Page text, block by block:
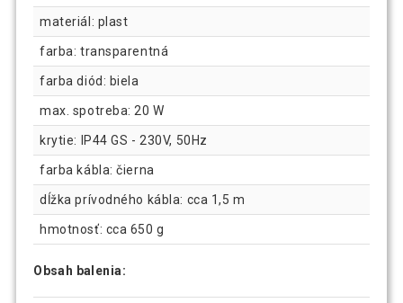
materiál: plast
farba: transparentná
farba diód: biela
max. spotreba: 20 W
krytie: IP44 GS - 230V, 50Hz
farba kábla: čierna
dĺžka prívodného kábla: cca 1,5 m
hmotnosť: cca 650 g
Obsah balenia: